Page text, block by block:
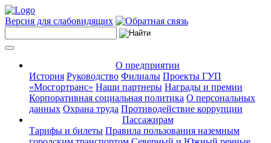
Версия для слабовидящих
О предприятии
История Руководство Филиалы Проекты ГУП
«Мосгортранс» Наши партнеры Награды и премии
Корпоративная социальная политика О персональных
данных Охрана труда Противодействие коррупции
Пассажирам
Тарифы и билеты Правила пользования наземным